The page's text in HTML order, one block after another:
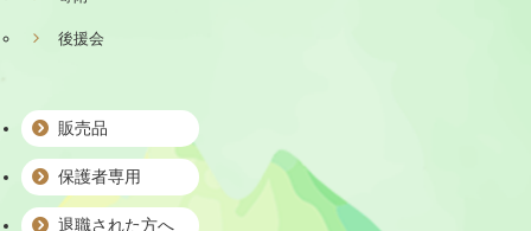
後援会
販売品
保護者専用
退職された方へ